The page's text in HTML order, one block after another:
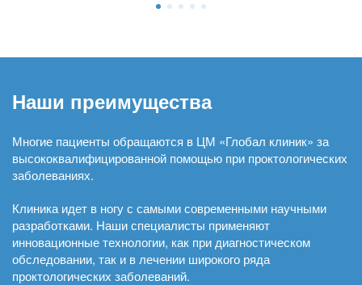
Наши преимущества
Многие пациенты обращаются в ЦМ «Глобал клиник» за
высококвалифицированной помощью при проктологических
заболеваниях.
Клиника идет в ногу с самыми современными научными
разработками. Наши специалисты применяют
инновационные технологии, как при диагностическом
обследовании, так и в лечении широкого ряда
проктологических заболеваний.